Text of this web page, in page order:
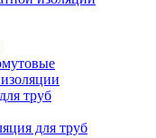
труб
для труб